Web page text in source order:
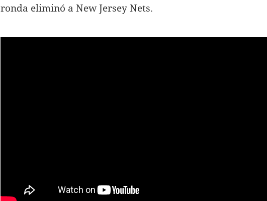
ronda eliminó a New Jersey Nets.